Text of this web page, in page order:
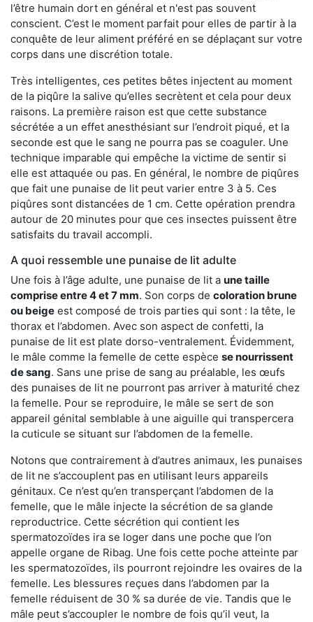
l’être humain dort en général et n'est pas souvent
conscient. C’est le moment parfait pour elles de partir à la
conquête de leur aliment préféré en se déplaçant sur votre
corps dans une discrétion totale.
Très intelligentes, ces petites bêtes injectent au moment
de la piqûre la salive qu’elles secrètent et cela pour deux
raisons. La première raison est que cette substance
sécrétée a un effet anesthésiant sur l’endroit piqué, et la
seconde est que le sang ne pourra pas se coaguler. Une
technique imparable qui empêche la victime de sentir si
elle est attaquée ou pas. En général, le nombre de piqûres
que fait une punaise de lit peut varier entre 3 à 5. Ces
piqûres sont distancées de 1 cm. Cette opération prendra
autour de 20 minutes pour que ces insectes puissent être
satisfaits du travail accompli.
A quoi ressemble une punaise de lit adulte
Une fois à l’âge adulte, une punaise de lit a une taille
comprise entre 4 et 7 mm. Son corps de coloration brune
ou beige est composé de trois parties qui sont : la tête, le
thorax et l’abdomen. Avec son aspect de confetti, la
punaise de lit est plate dorso-ventralement. Évidemment,
le mâle comme la femelle de cette espèce se nourrissent
de sang. Sans une prise de sang au préalable, les œufs
des punaises de lit ne pourront pas arriver à maturité chez
la femelle. Pour se reproduire, le mâle se sert de son
appareil génital semblable à une aiguille qui transpercera
la cuticule se situant sur l’abdomen de la femelle.
Notons que contrairement à d’autres animaux, les punaises
de lit ne s’accouplent pas en utilisant leurs appareils
génitaux. Ce n’est qu’en transperçant l’abdomen de la
femelle, que le mâle injecte la sécrétion de sa glande
reproductrice. Cette sécrétion qui contient les
spermatozoïdes ira se loger dans une poche que l’on
appelle organe de Ribag. Une fois cette poche atteinte par
les spermatozoïdes, ils pourront rejoindre les ovaires de la
femelle. Les blessures reçues dans l’abdomen par la
femelle réduisent de 30 % sa durée de vie. Tandis que le
mâle peut s’accoupler le nombre de fois qu’il veut, la